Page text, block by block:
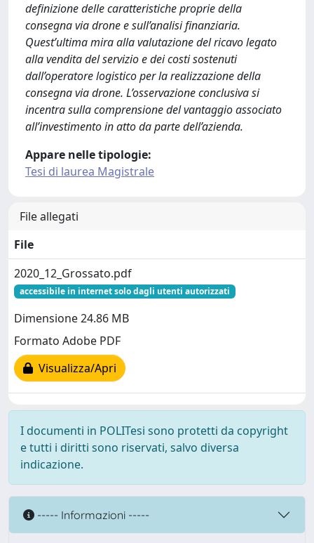
definizione delle caratteristiche proprie della
consegna via drone e sull’analisi finanziaria.
Quest’ultima mira alla valutazione del ricavo legato
alla vendita del servizio e dei costi sostenuti
dall’operatore logistico per la realizzazione della
consegna via drone. L’osservazione conclusiva si
incentra sulla comprensione del vantaggio associato
all’investimento in atto da parte dell’azienda.
Appare nelle tipologie:
Tesi di laurea Magistrale
File allegati
File
2020_12_Grossato.pdf
accessibile in internet solo dagli utenti autorizzati
Dimensione 24.86 MB
Formato Adobe PDF
Visualizza/Apri
I documenti in POLITesi sono protetti da copyright
e tutti i diritti sono riservati, salvo diversa
indicazione.
----- Informazioni -----